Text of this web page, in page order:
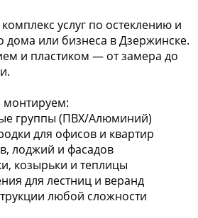
услуг по остеклению и
дома или бизнеса в Дзержинске.
и пластиком — от замера до
монтируем:
группы (ПВХ/Алюминий)
для офисов и квартир
лоджий и фасадов
козырьки и теплицы
для лестниц и веранд
любой сложности